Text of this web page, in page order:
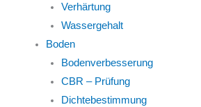
Verhärtung
Wassergehalt
Boden
Bodenverbesserung
CBR – Prüfung
Dichtebestimmung